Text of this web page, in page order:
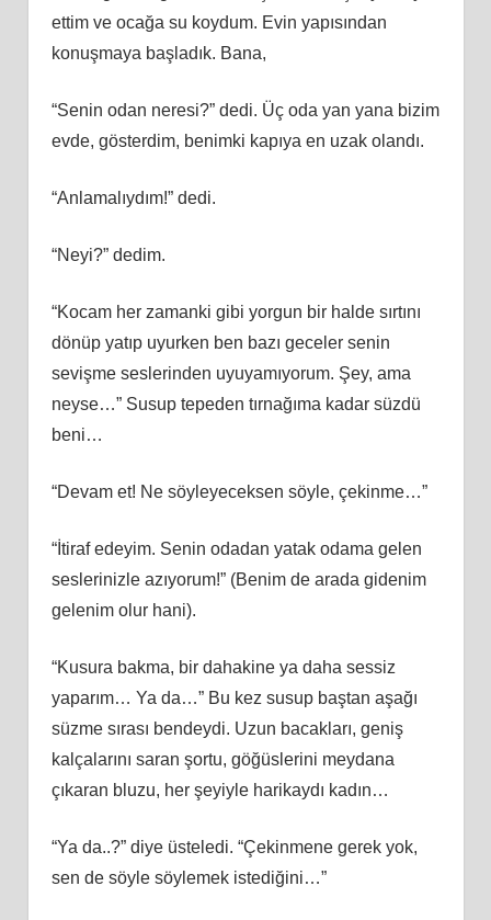
ettim ve ocağa su koydum. Evin yapısından
konuşmaya başladık. Bana,
“Senin odan neresi?” dedi. Üç oda yan yana bizim
evde, gösterdim, benimki kapıya en uzak olandı.
“Anlamalıydım!” dedi.
“Neyi?” dedim.
“Kocam her zamanki gibi yorgun bir halde sırtını
dönüp yatıp uyurken ben bazı geceler senin
sevişme seslerinden uyuyamıyorum. Şey, ama
neyse…” Susup tepeden tırnağıma kadar süzdü
beni…
“Devam et! Ne söyleyeceksen söyle, çekinme…”
“İtiraf edeyim. Senin odadan yatak odama gelen
seslerinizle azıyorum!” (Benim de arada gidenim
gelenim olur hani).
“Kusura bakma, bir dahakine ya daha sessiz
yaparım… Ya da…” Bu kez susup baştan aşağı
süzme sırası bendeydi. Uzun bacakları, geniş
kalçalarını saran şortu, göğüslerini meydana
çıkaran bluzu, her şeyiyle harikaydı kadın…
“Ya da..?” diye üsteledi. “Çekinmene gerek yok,
sen de söyle söylemek istediğini…”